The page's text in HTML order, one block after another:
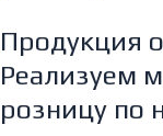
Продукция
Реализуем
розницу по